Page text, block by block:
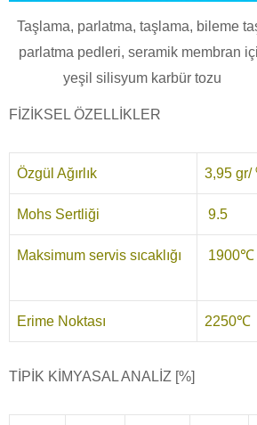
Taşlama, parlatma, taşlama, bileme
parlatma pedleri, seramik membran
yeşil silisyum karbür tozu
FİZİKSEL ÖZELLİKLER
Özgül Ağırlık 3,95 gr/
Mohs Sertliği 9.5
Maksimum servis sıcaklığı 1900℃
Erime Noktası 2250℃
TİPİK KİMYASAL ANALİZ [%]